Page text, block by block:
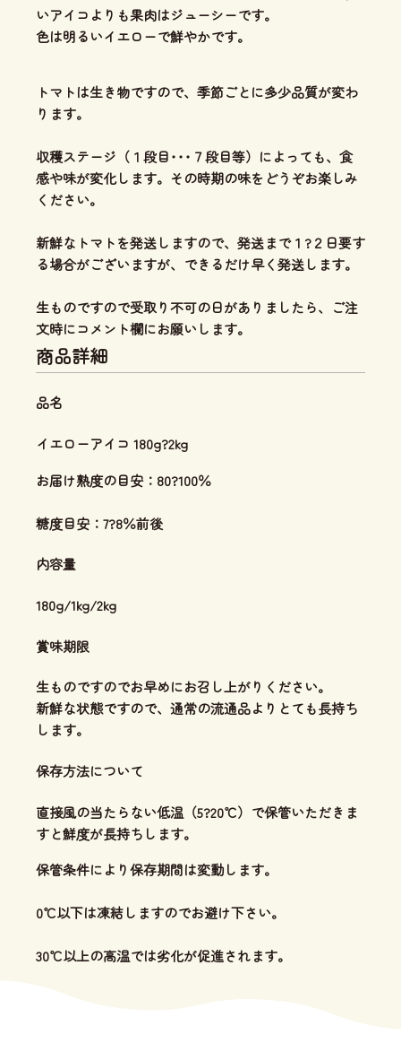
いアイコよりも果肉はジューシーです。
色は明るいイエローで鮮やかです。
トマトは生き物ですので、季節ごとに多少品質が変わ
ります。
収穫ステージ（１段目･･･７段目等）によっても、食
感や味が変化します。その時期の味をどうぞお楽しみ
ください。
新鮮なトマトを発送しますので、発送まで１?２日要す
る場合がございますが、できるだけ早く発送します。
生ものですので受取り不可の日がありましたら、ご注
文時にコメント欄にお願いします。
商品詳細
品名
イエローアイコ 180g?2kg
お届け熟度の目安：80?100％
糖度目安：7?8％前後
内容量
180g/1kg/2kg
賞味期限
生ものですのでお早めにお召し上がりください。
新鮮な状態ですので、通常の流通品よりとても長持ち
します。
保存方法について
直接風の当たらない低温（5?20℃）で保管いただきま
すと鮮度が長持ちします。
保管条件により保存期間は変動します。
0℃以下は凍結しますのでお避け下さい。
30℃以上の高温では劣化が促進されます。